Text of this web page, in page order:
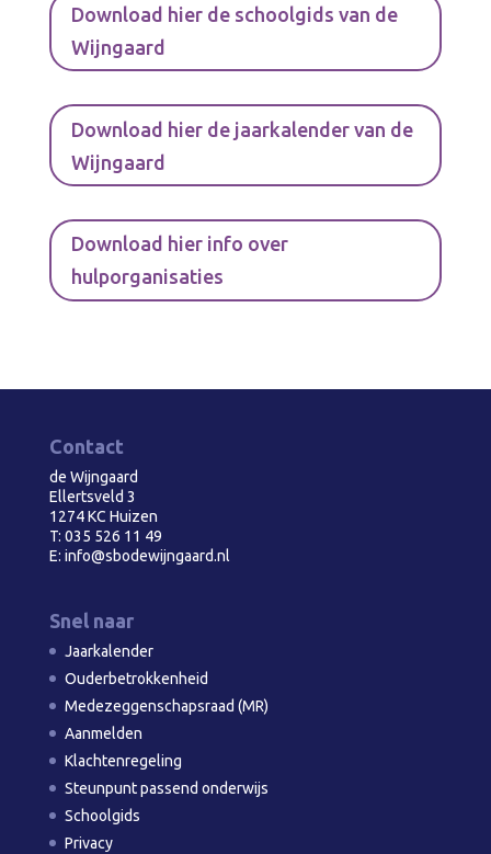
Download hier de schoolgids van de
Wijngaard
Download hier de jaarkalender van de
Wijngaard
Download hier info over
hulporganisaties
Contact
de Wijngaard
Ellertsveld 3
1274 KC Huizen
T: 035 526 11 49
E: info@sbodewijngaard.nl
Snel naar
Jaarkalender
Ouderbetrokkenheid
Medezeggenschapsraad (MR)
Aanmelden
Klachtenregeling
Steunpunt passend onderwijs
Schoolgids
Privacy